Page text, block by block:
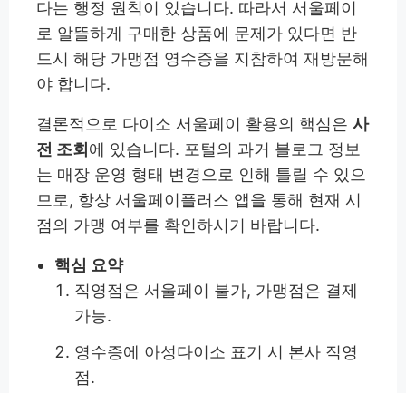
다는 행정 원칙이 있습니다. 따라서 서울페이
로 알뜰하게 구매한 상품에 문제가 있다면 반
드시 해당 가맹점 영수증을 지참하여 재방문해
야 합니다.
결론적으로 다이소 서울페이 활용의 핵심은 사
전 조회 에 있습니다. 포털의 과거 블로그 정보
는 매장 운영 형태 변경으로 인해 틀릴 수 있으
므로, 항상 서울페이플러스 앱을 통해 현재 시
점의 가맹 여부를 확인하시기 바랍니다.
핵심 요약
직영점은 서울페이 불가, 가맹점은 결제
가능.
영수증에 아성다이소 표기 시 본사 직영
점.